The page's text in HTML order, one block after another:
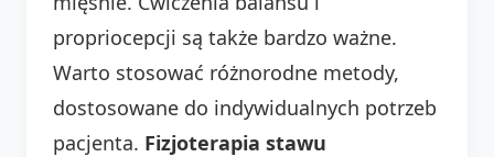
propriocepcji są także bardzo ważne.
Warto stosować różnorodne metody,
dostosowane do indywidualnych potrzeb
pacjenta. Fizjoterapia stawu